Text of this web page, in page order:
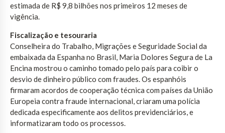
estimada de R$ 9,8 bilhões nos primeiros 12 meses de
vigência.
Fiscalização e tesouraria
Conselheira do Trabalho, Migrações e Seguridade Social da
embaixada da Espanha no Brasil, Maria Dolores Segura de La
Encina mostrou o caminho tomado pelo país para coibir o
desvio de dinheiro público com fraudes. Os espanhóis
firmaram acordos de cooperação técnica com países da União
Europeia contra fraude internacional, criaram uma polícia
dedicada especificamente aos delitos previdenciários, e
informatizaram todo os processos.